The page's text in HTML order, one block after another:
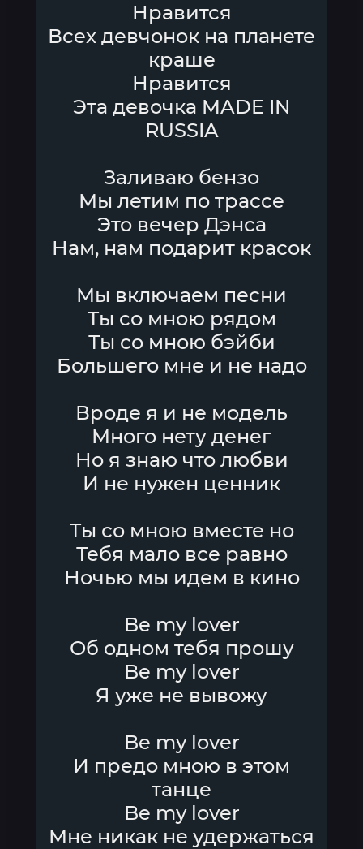
Нравится
Всех девчонок на планете
краше
Нравится
Эта девочка MADE IN
RUSSIA
Заливаю бензо
Мы летим по трассе
Это вечер Дэнса
Нам, нам подарит красок
Мы включаем песни
Ты со мною рядом
Ты со мною бэйби
Большего мне и не надо
Вроде я и не модель
Много нету денег
Но я знаю что любви
И не нужен ценник
Ты со мною вместе но
Тебя мало все равно
Ночью мы идем в кино
Be my lover
Об одном тебя прошу
Be my lover
Я уже не вывожу
Be my lover
И предо мною в этом
танце
Be my lover
Мне никак не удержаться